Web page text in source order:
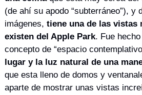
(de ahí su apodo “subterráneo”), y
imágenes, tiene una de las vistas
existen del Apple Park. Fue
concepto de “espacio
lugar y la luz natural de una
que esta lleno de domos y
aparte de mostrar unas vistas